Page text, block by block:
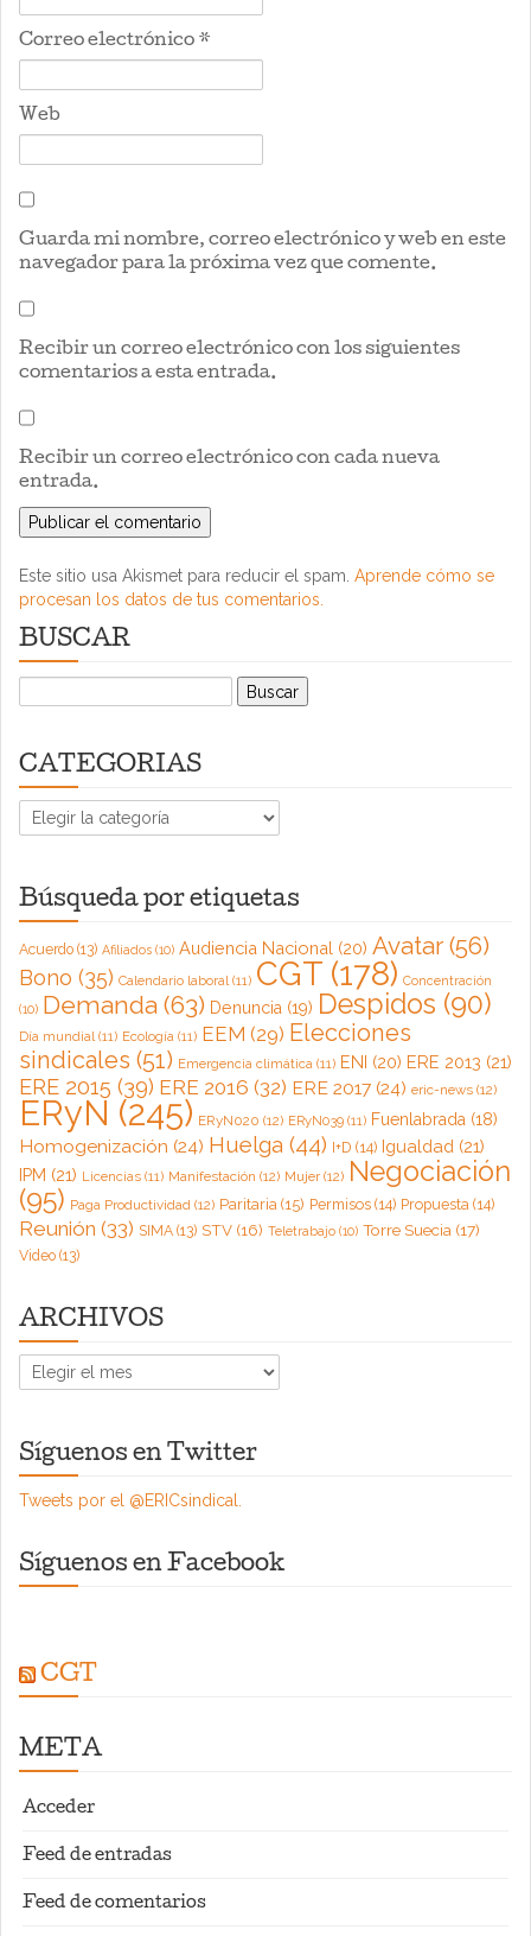
Correo electrónico *
Web
Guarda mi nombre, correo electrónico y web en este
navegador para la próxima vez que comente.
Recibir un correo electrónico con los siguientes
comentarios a esta entrada.
Recibir un correo electrónico con cada nueva
entrada.
Este sitio usa Akismet para reducir el spam. Aprende cómo se
procesan los datos de tus comentarios.
BUSCAR
CATEGORIAS
CATEGORIAS
Búsqueda por etiquetas
Acuerdo (13) Afiliados (10) Audiencia Nacional (20) Avatar (56)
Bono (35) Calendario laboral(11) CGT (178) Concentración
(10) Demanda (63) Denuncia (19) Despidos (90)
Día mundial(11) Ecología (11) EEM (29) Elecciones
sindicales (51) Emergencia climática (11) ENI (20) ERE 2013 (21)
ERE 2015 (39) ERE 2016 (32) ERE 2017 (24) eric-news (12)
ERyN (245) ERyN020 (12) ERyN039 (11) Fuenlabrada (18)
Homogenización (24) Huelga (44) I+D (14) Igualdad (21)
IPM (21) Licencias (11) Manifestación (12) Mujer(12) Negociación
(95) Paga Productividad (12) Paritaria (15) Permisos (14) Propuesta (14)
Reunión (33) SIMA (13) STV (16) Teletrabajo (10) Torre Suecia (17)
Video (13)
ARCHIVOS
ARCHIVOS
Síguenos en Twitter
Tweets por el @ERICsindical.
Síguenos en Facebook
CGT
META
Acceder
Feed de entradas
Feed de comentarios